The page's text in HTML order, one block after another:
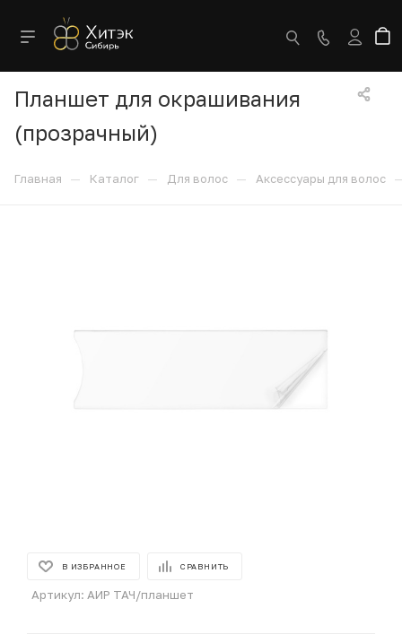
Планшет для окрашивания
(прозрачный)
Главная — Каталог — Для волос — Аксессуары для волос
В ИЗБРАННОЕ СРАВНИТЬ
Артикул: АИР ТАЧ/планшет